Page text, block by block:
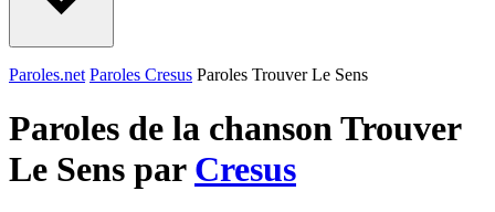
Paroles.net Paroles Cresus Paroles Trouver Le Sens
Paroles de la chanson Trouver
Le Sens par Cresus